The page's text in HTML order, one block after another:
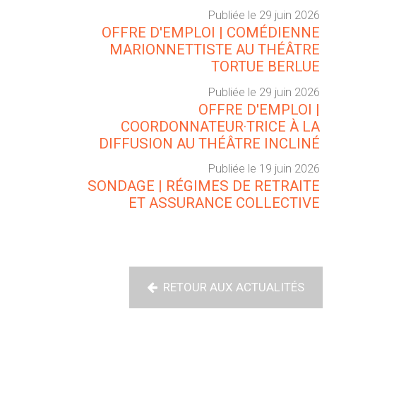
Publiée le 29 juin 2026
OFFRE D'EMPLOI | COMÉDIENNE
MARIONNETTISTE AU THÉÂTRE
TORTUE BERLUE
Publiée le 29 juin 2026
OFFRE D'EMPLOI |
COORDONNATEUR·TRICE À LA
DIFFUSION AU THÉÂTRE INCLINÉ
Publiée le 19 juin 2026
SONDAGE | RÉGIMES DE RETRAITE
ET ASSURANCE COLLECTIVE
RETOUR AUX ACTUALITÉS